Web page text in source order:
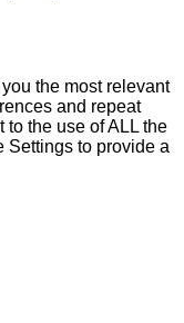
the most relevant
and repeat
to the use of ALL the
Settings to provide a